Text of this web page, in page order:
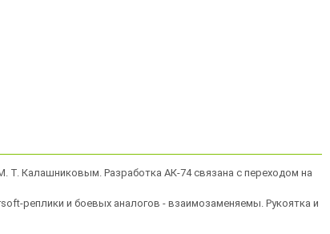
Т. Калашниковым. Разработка АК-74 связана с переходом на
реплики и боевых аналогов - взаимозаменяемы. Рукоятка и